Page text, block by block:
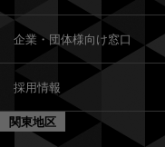
企業・団体様向け窓口
採用情報
関東地区